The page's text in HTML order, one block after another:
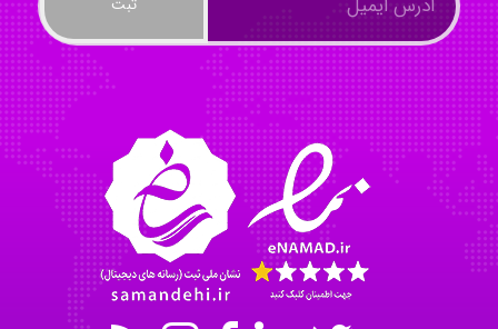
akhtar shahsavandi
kimiya zirakpoor